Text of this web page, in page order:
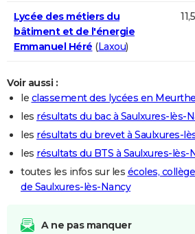
Lycée des métiers du
bâtiment et de l'énergie
Emmanuel Héré (Laxou)
Voir aussi :
le classement des lycées en
les résultats du bac à Saulxures-lès-
les résultats du brevet à Saulxures-
les résultats du BTS à Saulxures-lès-
toutes les infos sur les écoles,
de Saulxures-lès-Nancy
A ne pas manquer